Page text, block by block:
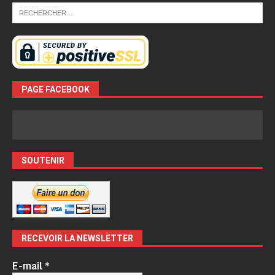
PAGE FACEBOOK
SOUTENIR
RECEVOIR LA NEWSLETTER
E-mail*